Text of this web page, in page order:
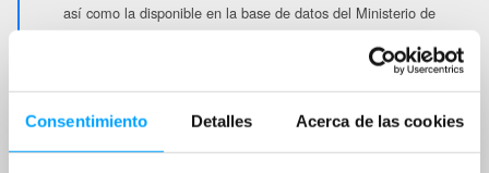
Consentimiento Detalles Acerca de las cookies
así como la disponible en la base de datos del Ministerio de